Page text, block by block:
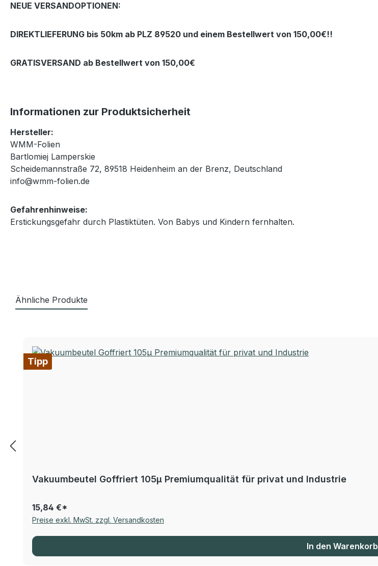
NEUE VERSANDOPTIONEN:
DIREKTLIEFERUNG bis 50km ab PLZ 89520 und einem Bestellwert von 150,00€!!
GRATISVERSAND ab Bestellwert von 150,00€
Informationen zur Produktsicherheit
Hersteller:
WMM-Folien
Bartlomiej Lamperskie
Scheidemannstraße 72, 89518 Heidenheim an der Brenz, Deutschland
info@wmm-folien.de
Gefahrenhinweise:
Erstickungsgefahr durch Plastiktüten. Von Babys und Kindern fernhalten.
Ähnliche Produkte
Tipp
Vakuumbeutel Goffriert 105µ Premiumqualität für privat und Industrie
15,84 €*
Preise exkl. MwSt. zzgl. Versandkosten
In den Warenkorb